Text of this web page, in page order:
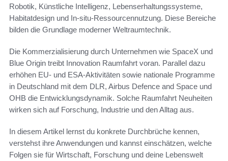
Robotik, Künstliche Intelligenz, Lebenserhaltungssysteme,
Habitatdesign und In-situ-Ressourcennutzung. Diese Bereiche
bilden die Grundlage moderner Weltraumtechnik.
Die Kommerzialisierung durch Unternehmen wie SpaceX und
Blue Origin treibt Innovation Raumfahrt voran. Parallel dazu
erhöhen EU- und ESA-Aktivitäten sowie nationale Programme
in Deutschland mit dem DLR, Airbus Defence and Space und
OHB die Entwicklungsdynamik. Solche Raumfahrt Neuheiten
wirken sich auf Forschung, Industrie und den Alltag aus.
In diesem Artikel lernst du konkrete Durchbrüche kennen,
verstehst ihre Anwendungen und kannst einschätzen, welche
Folgen sie für Wirtschaft, Forschung und deine Lebenswelt